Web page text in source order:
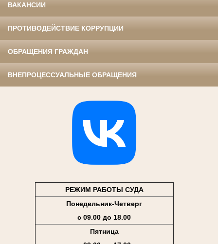
ВАКАНСИИ
ПРОТИВОДЕЙСТВИЕ КОРРУПЦИИ
ОБРАЩЕНИЯ ГРАЖДАН
ВНЕПРОЦЕССУАЛЬНЫЕ ОБРАЩЕНИЯ
РЕЖИМ РАБОТЫ СУДА
Понедельник-Четверг
с 09.00 до 18.00
Пятница